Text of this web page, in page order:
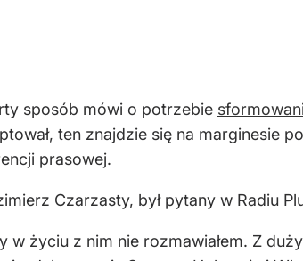
sposób mówi o potrzebie
ten znajdzie się na marginesie
prasowej.
Czarzasty, był pytany w Radiu
w życiu z nim nie rozmawiałem. Z